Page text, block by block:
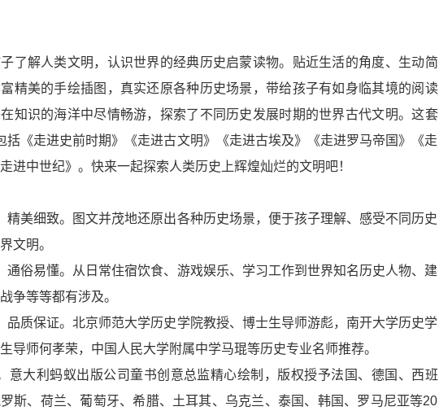
了解人类文明，认识世界的经典历史启蒙读物。贴近生活的角度、生动简
精美的手绘插图，真实还原各种历史场景，带给孩子有如身临其境的阅读
知识的海洋中尽情畅游，探索了不同历史发展时期的世界古代文明。这套
括《走进史前时期》《走进古文明》《走进古埃及》《走进罗马帝国》《走
进中世纪》。快来一起探索人类历史上辉煌灿烂的文明吧！
精美细致。图文并茂地还原出各种历史场景，便于孩子理解、感受不同历史
文明。
通俗易懂。从日常住宿饮食、游戏娱乐、学习工作到世界知名历史人物、建
争等等都有涉及。
品质保证。北京师范大学历史学院教授、博士生导师游彪，南开大学历史学
导师何孝荣，中国人民大学附属中学马琨等历史专业名师推荐。
意大利蚂蚁出版公司童书创意总监精心绘制，版权授予法国、德国、西班
斯、荷兰、葡萄牙、希腊、土耳其、乌克兰、泰国、韩国、罗马尼亚等20